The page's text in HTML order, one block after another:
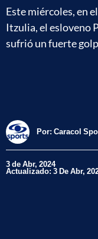
Este miércoles, en
Itzulia, el esloveno
sufrió un fuerte
Por: Caracol
3 de Abr, 2024
Actualizado: 3 De Abr,